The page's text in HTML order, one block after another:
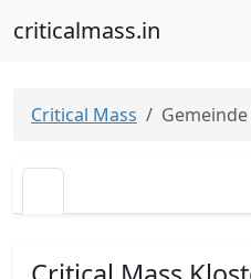
criticalmass.in
Critical Mass